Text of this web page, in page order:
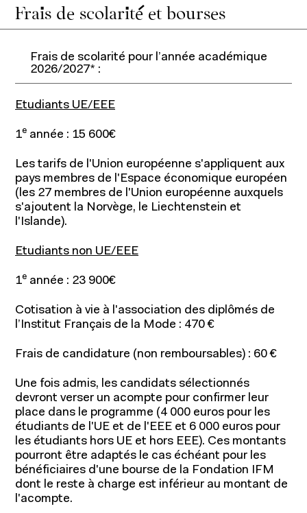
Frais de scolarité et bourses
Frais de scolarité pour l’année académique
2026/2027* :
Etudiants UE/EEE
1e année : 15 600€
Les tarifs de l'Union européenne s'appliquent aux
pays membres de l'Espace économique européen
(les 27 membres de l'Union européenne auxquels
s'ajoutent la Norvège, le Liechtenstein et
l'Islande).
Etudiants non UE/EEE
1e année : 23 900€
Cotisation à vie à l'association des diplômés de
l’Institut Français de la Mode : 470 €
Frais de candidature (non remboursables) : 60 €
Une fois admis, les candidats sélectionnés
devront verser un acompte pour confirmer leur
place dans le programme (4 000 euros pour les
étudiants de l'UE et de l'EEE et 6 000 euros pour
les étudiants hors UE et hors EEE). Ces montants
pourront être adaptés le cas échéant pour les
bénéficiaires d'une bourse de la Fondation IFM
dont le reste à charge est inférieur au montant de
l'acompte.